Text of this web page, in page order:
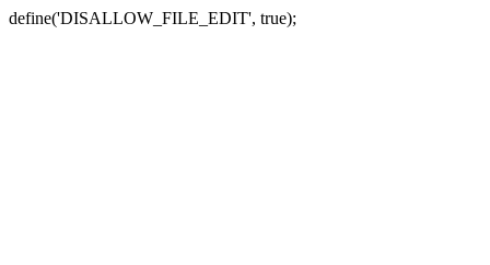
define('DISALLOW_FILE_EDIT', true);